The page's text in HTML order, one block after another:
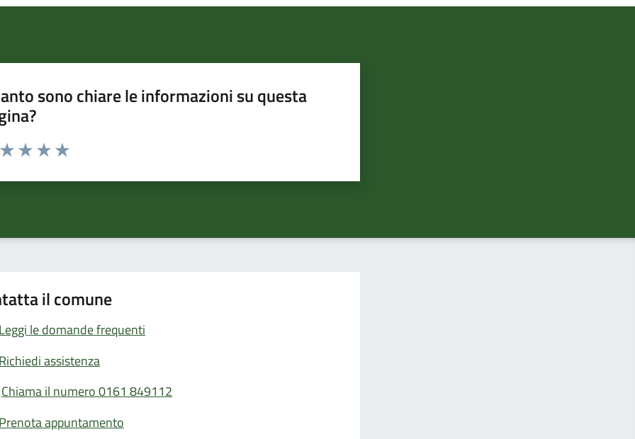
sono chiare le informazioni su questa
da 1 a 5 stelle la pagina
il comune
Leggi le domande frequenti
Richiedi assistenza
Chiama il numero 0161 849112
Prenota appuntamento